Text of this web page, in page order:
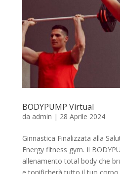
BODYPUMP Virtual
da admin | 28 Aprile 2024
Ginnastica Finalizzata alla
Energy fitness gym. Il
allenamento total body che